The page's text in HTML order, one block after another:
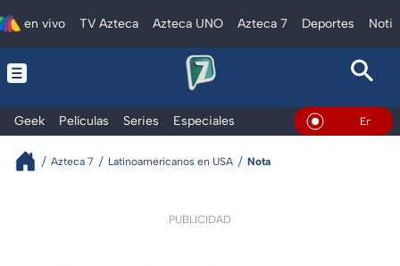
en vivo TV Azteca Azteca UNO Azteca 7 Deportes
Geek Películas Series Especiales En Vivo
Azteca 7 Latinoamericanos en USA Nota
PUBLICIDAD